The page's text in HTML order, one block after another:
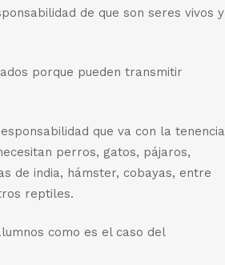
de que son seres vivos y
porque pueden transmitir
que va con la tenencia
perros, gatos, pájaros,
de india, hámster, cobayas, entre
reptiles.
como es el caso del